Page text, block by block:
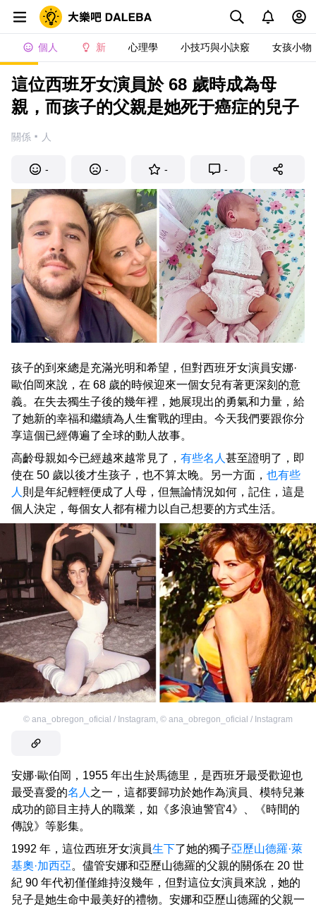
個人 新 心理學 小技巧與小訣竅 女孩小物
這位西班牙女演員於 68 歲時成為母
親，而孩子的父親是她死于癌症的兒子
關係 · 人
- - - -
孩子的到來總是充滿光明和希望，但對西班牙女演員安娜·
歐伯岡來說，在 68 歲的時候迎來一個女兒有著更深刻的意
義。在失去獨生子後的幾年裡，她展現出的勇氣和力量，給
了她新的幸福和繼續為人生奮戰的理由。今天我們要跟你分
享這個已經傳遍了全球的動人故事。
高齡母親如今已經越來越常見了， 有些名人 甚至證明了，即
使在 50 歲以後才生孩子，也不算太晚。另一方面， 也有些
人 則是年紀輕輕便成了人母，但無論情況如何，記住，這是
個人決定，每個女人都有權力以自己想要的方式生活。
© ana_obregon_oficial / Instagram, © ana_obregon_oficial / Instagram
安娜·歐伯岡，1955 年出生於馬德里，是西班牙最受歡迎也
最受喜愛的名人 之一，這都要歸功於她作為演員、模特兒兼
成功的節目主持人的職業，如《多浪迪警官4》、《時間的
傳說》等影集。
1992 年，這位西班牙女演員生下了她的獨子亞歷山德羅·萊
基奧·加西亞。儘管安娜和亞歷山德羅的父親的關係在 20 世
紀 90 年代初僅僅維持沒幾年，但對這位女演員來說，她的
兒子是她生命中最美好的禮物。安娜和亞歷山德羅的父親一